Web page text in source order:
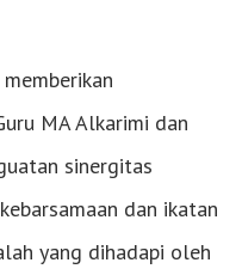
MA Alkarimi dan
sinergitas
dan ikatan
yang dihadapi oleh